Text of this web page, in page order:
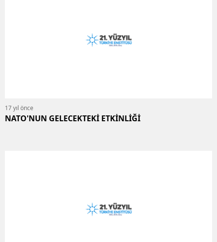
17 yıl önce
NATO'NUN GELECEKTEKİ ETKİNLİĞİ